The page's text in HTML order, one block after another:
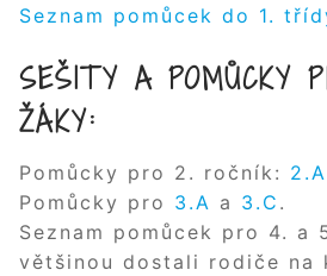
Seznam pomůcek do 1.
SEŠITY A POMŮCKY
ŽÁKY:
Pomůcky pro 2. ročník: 2.A
Pomůcky pro 3.A a 3.C .
Seznam pomůcek pro 4. a
většinou dostali rodiče na